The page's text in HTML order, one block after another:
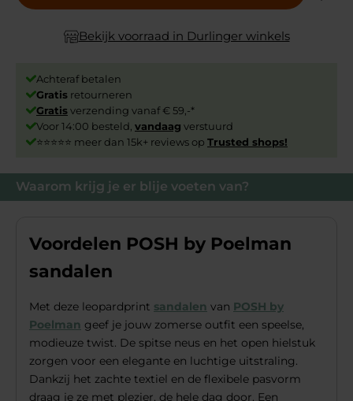
Waarom krijg je er blije voeten van?
Voordelen POSH by Poelman
sandalen
Met deze leopardprint sandalen van POSH by
Poelman geef je jouw zomerse outfit een speelse,
modieuze twist. De spitse neus en het open hielstuk
zorgen voor een elegante en luchtige uitstraling.
Dankzij het zachte textiel en de flexibele pasvorm
draag je ze met plezier, de hele dag door. Een
Bekijk voorraad in Durlinger winkels
Achteraf betalen
Gratis retourneren
Gratisverzending vanaf € 59,-*
Voor 14:00 besteld, vandaag verstuurd
⭐⭐⭐⭐⭐ meer dan 15k+ reviews op Trusted shops!